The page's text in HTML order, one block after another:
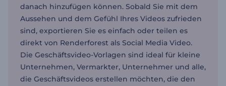
danach hinzufügen können. Sobald Sie mit dem
Aussehen und dem Gefühl Ihres Videos zufrieden
sind, exportieren Sie es einfach oder teilen es
direkt von Renderforest als Social Media Video.
Die Geschäftsvideo-Vorlagen sind ideal für kleine
Unternehmen, Vermarkter, Unternehmer und alle,
die Geschäftsvideos erstellen möchten, die den